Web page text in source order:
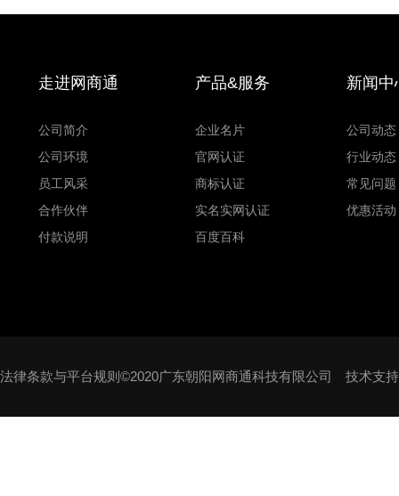
走进网商通
公司简介
公司环境
员工风采
合作伙伴
付款说明
产品&服务
企业名片
官网认证
商标认证
实名实网认证
百度百科
新闻中
公司动态
行业动态
常见问题
优惠活动
法律条款与平台规则©2020广东朝阳网商通科技有限公司 技术支